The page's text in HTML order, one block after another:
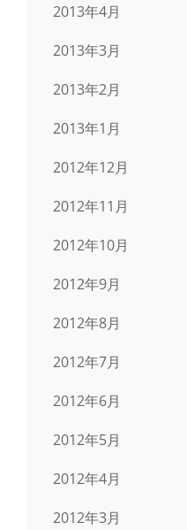
2013年4月
2013年3月
2013年2月
2013年1月
2012年12月
2012年11月
2012年10月
2012年9月
2012年8月
2012年7月
2012年6月
2012年5月
2012年4月
2012年3月